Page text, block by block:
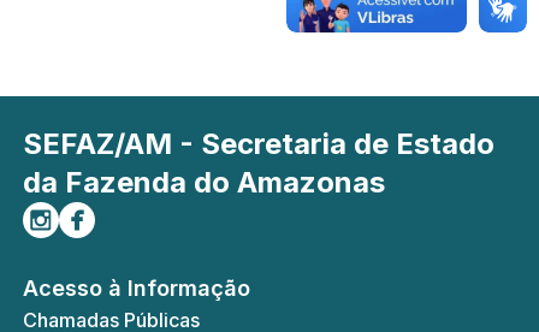
SEFAZ/AM - Secretaria de Estado
da Fazenda do Amazonas
Siga-nos no Instagram
Curta-nos no Facebook
Acesso à Informação
Chamadas Públicas